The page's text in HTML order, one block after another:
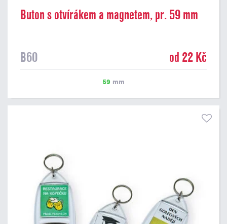
Buton s otvírákem a magnetem, pr. 59 mm
B60 od 22 Kč
59 mm